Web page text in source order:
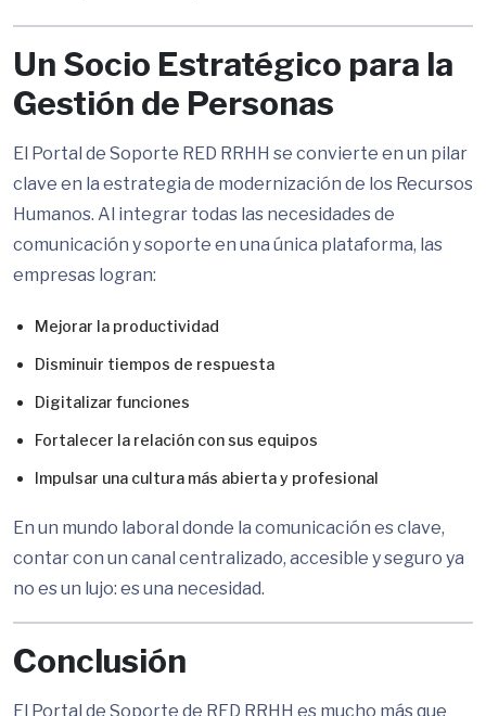
Un Socio Estratégico para la
Gestión de Personas
El Portal de Soporte RED RRHH se convierte en un pilar
clave en la estrategia de modernización de los Recursos
Humanos. Al integrar todas las necesidades de
comunicación y soporte en una única plataforma, las
empresas logran:
Mejorar la productividad
Disminuir tiempos de respuesta
Digitalizar funciones
Fortalecer la relación con sus equipos
Impulsar una cultura más abierta y profesional
En un mundo laboral donde la comunicación es clave,
contar con un canal centralizado, accesible y seguro ya
no es un lujo: es una necesidad.
Conclusión
El Portal de Soporte de RED RRHH es mucho más que